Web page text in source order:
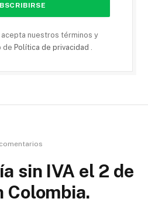
nuestros términos y
de Política de privacidad .
sin IVA el 2 de
Colombia.